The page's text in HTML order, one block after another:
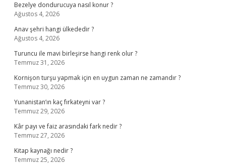
Bezelye dondurucuya nasıl konur ?
Ağustos 4, 2026
Anav şehri hangi ülkededir ?
Ağustos 4, 2026
Turuncu ile mavi birleşirse hangi renk olur ?
Temmuz 31, 2026
Kornişon turşu yapmak için en uygun zaman ne zamandır ?
Temmuz 30, 2026
Yunanistan’ın kaç fırkateyni var ?
Temmuz 29, 2026
Kâr payı ve faiz arasındaki fark nedir ?
Temmuz 27, 2026
Kitap kaynağı nedir ?
Temmuz 25, 2026